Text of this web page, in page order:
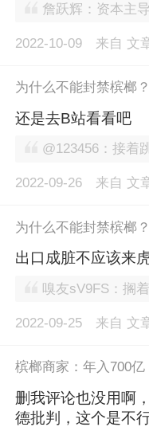
詹跃辉：资本主导
2022-10-09 来自 文
为什么不能封禁槟榔？
还是去B站看看吧
@123456：接着
2022-09-26 来自 文
为什么不能封禁槟榔？
出口成脏不应该来
嗅友sV9FS：搁
2022-09-25 来自 文
槟榔商家：年入700
删我评论也没用啊
德批判，这个是不